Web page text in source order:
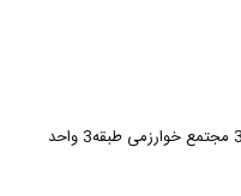
شیراز - خیابان سید جمالدین اسدآبادی کوچه 3 مجتمع خوارزمی طبقه3 واحد